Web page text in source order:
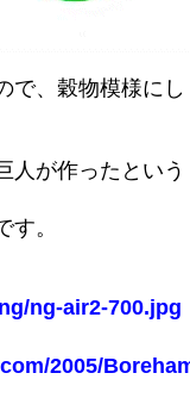
で、穀物模様にし
人が作ったという
。
ng-air2-700.jpg
2005/